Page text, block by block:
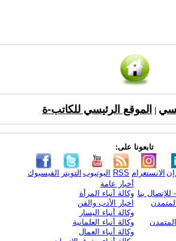
الموقع الرئيسي للكاتب-ة
تابعونا على:
الفيسبوك التويتر اليوتيوب RSS الانستغرام
بنا
أخبار عامة
وكالة أنباء المرأة
اخبار الأدب والفن
وكالة أنباء اليسار
وكالة أنباء العلمانية
وكالة أنباء العمال